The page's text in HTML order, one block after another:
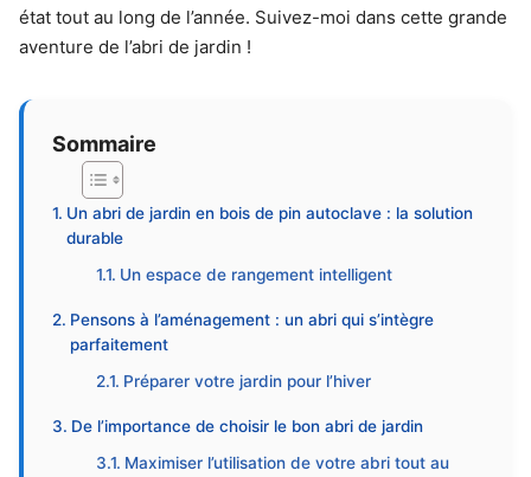
état tout au long de l’année. Suivez-moi dans cette grande
aventure de l’abri de jardin !
Sommaire
Un abri de jardin en bois de pin autoclave : la solution
durable
Un espace de rangement intelligent
Pensons à l’aménagement : un abri qui s’intègre
parfaitement
Préparer votre jardin pour l’hiver
De l’importance de choisir le bon abri de jardin
Maximiser l’utilisation de votre abri tout au